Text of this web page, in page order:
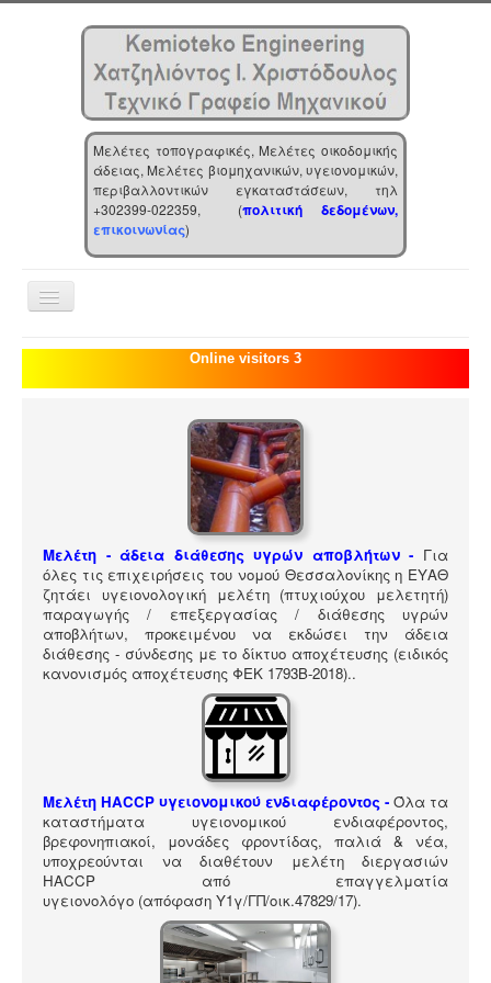
Μελέτες τοπογραφικές, Μελέτες οικοδομικής
άδειας, Μελέτες βιομηχανικών, υγειονομικών,
περιβαλλοντικών εγκαταστάσεων, τηλ
+302399-022359, (πολιτική δεδομένων,
επικοινωνίας)
Toggle
Navigation
Αρχική
Επιχείρηση
Online visitors 3
Μελέτη - άδεια διάθεσης υγρών αποβλήτων - Για
όλες τις επιχειρήσεις του νομού Θεσσαλονίκης η ΕΥΑΘ
ζητάει υγειονολογική μελέτη (πτυχιούχου μελετητή)
παραγωγής / επεξεργασίας / διάθεσης υγρών
αποβλήτων, προκειμένου να εκδώσει την άδεια
διάθεσης - σύνδεσης με το δίκτυο αποχέτευσης (ειδικός
κανονισμός αποχέτευσης ΦΕΚ 1793Β-2018)..
Μελέτη HACCP υγειονομικού ενδιαφέροντος - Όλα τα
καταστήματα υγειονομικού ενδιαφέροντος,
βρεφονηπιακοί, μονάδες φροντίδας, παλιά & νέα,
υποχρεούνται να διαθέτουν μελέτη διεργασιών
HACCP από επαγγελματία
υγειονολόγο (απόφαση Υ1γ/ΓΠ/οικ.47829/17).